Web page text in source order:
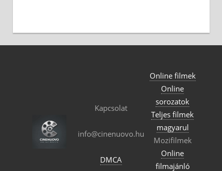
Kapcsolat
info@cinenuovo.hu
DMCA
Online filmek
Online
sorozatok
Teljes filmek
magyarul
Mozifilmek
Online
filmajánló